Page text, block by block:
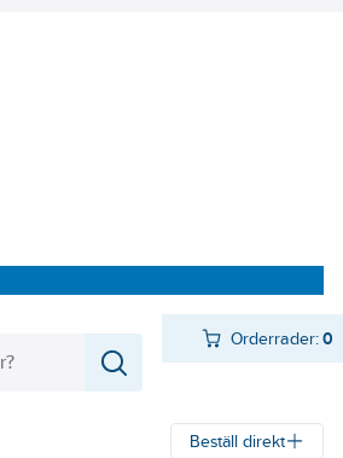
Orderrader:0
Beställ direkt